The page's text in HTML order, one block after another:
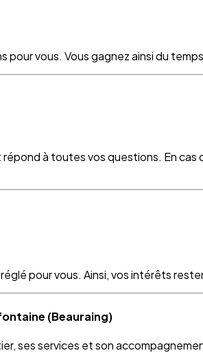
vous. Vous gagnez ainsi du
à toutes vos questions. En
pour vous. Ainsi, vos intérêts
(Beauraing)
ses services et son